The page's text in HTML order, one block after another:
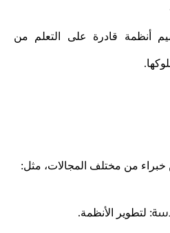
أنظمة قادرة على التعلم من
خبراء من مختلف المجالات، مثل:
: لتطوير الأنظمة.